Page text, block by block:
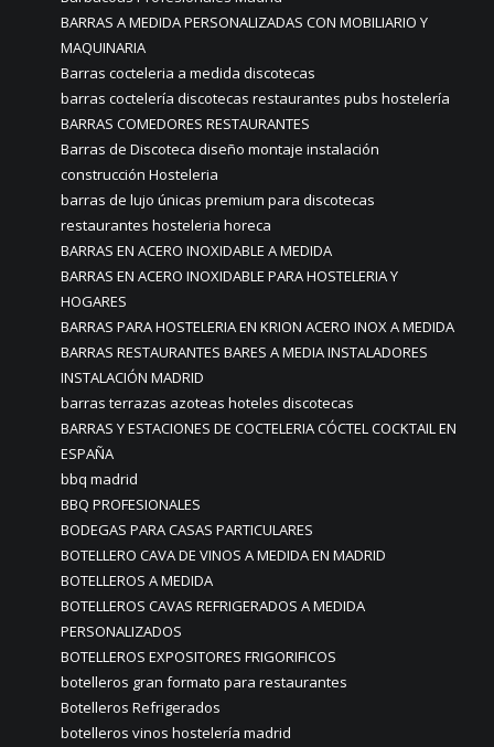
BARRAS A MEDIDA PERSONALIZADAS CON MOBILIARIO Y
MAQUINARIA
Barras cocteleria a medida discotecas
barras coctelería discotecas restaurantes pubs hostelería
BARRAS COMEDORES RESTAURANTES
Barras de Discoteca diseño montaje instalación
construcción Hosteleria
barras de lujo únicas premium para discotecas
restaurantes hosteleria horeca
BARRAS EN ACERO INOXIDABLE A MEDIDA
BARRAS EN ACERO INOXIDABLE PARA HOSTELERIA Y
HOGARES
BARRAS PARA HOSTELERIA EN KRION ACERO INOX A MEDIDA
BARRAS RESTAURANTES BARES A MEDIA INSTALADORES
INSTALACIÓN MADRID
barras terrazas azoteas hoteles discotecas
BARRAS Y ESTACIONES DE COCTELERIA CÓCTEL COCKTAIL EN
ESPAÑA
bbq madrid
BBQ PROFESIONALES
BODEGAS PARA CASAS PARTICULARES
BOTELLERO CAVA DE VINOS A MEDIDA EN MADRID
BOTELLEROS A MEDIDA
BOTELLEROS CAVAS REFRIGERADOS A MEDIDA
PERSONALIZADOS
BOTELLEROS EXPOSITORES FRIGORIFICOS
botelleros gran formato para restaurantes
Botelleros Refrigerados
botelleros vinos hostelería madrid